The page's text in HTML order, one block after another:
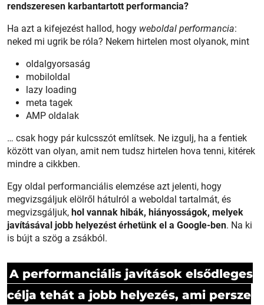
rendszeresen karbantartott performancia?
Ha azt a kifejezést hallod, hogy weboldal performancia:
neked mi ugrik be róla? Nekem hirtelen most olyanok, mint
oldalgyorsaság
mobiloldal
lazy loading
meta tagek
AMP oldalak
… csak hogy pár kulcsszót említsek. Ne izgulj, ha a fentiek
között van olyan, amit nem tudsz hirtelen hova tenni, kitérek
mindre a cikkben.
Egy oldal performanciális elemzése azt jelenti, hogy
megvizsgáljuk elölről hátulról a weboldal tartalmát, és
megvizsgáljuk, hol vannak hibák, hiányosságok, melyek
javításával jobb helyezést érhetünk el a Google-ben. Na ki
is bújt a szög a zsákból.
A performanciális javítások elsődleges
célja tehát a jobb helyezés, ami persze